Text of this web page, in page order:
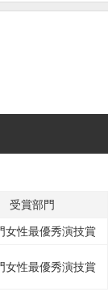
受賞部門
女性最優秀演技賞
女性最優秀演技賞